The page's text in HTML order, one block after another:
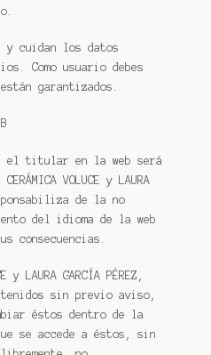
y cuidan los datos
Como usuario debes
garantizados.
el titular en la web será
VOLUCE y LAURA
de la no
del idioma de la web
consecuencias.
y LAURA GARCÍA PÉREZ,
sin previo aviso,
éstos dentro de la
se accede a éstos, sin